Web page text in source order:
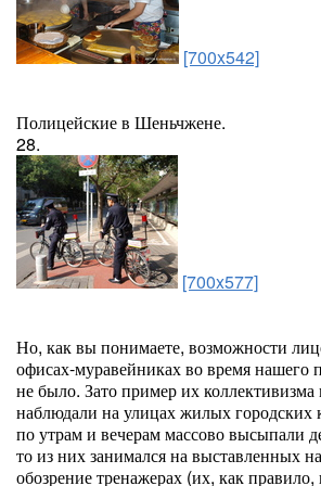
[700x542]
Полицейские в Шеньчжене.
28.
[700x577]
Но, как вы понимаете, возможности
офисах-муравейниках во время нашего
не было. Зато пример их
наблюдали на улицах жилых городских
по утрам и вечерам массово высыпали
то из них занимался на выставленных
обозрение тренажерах (их, как